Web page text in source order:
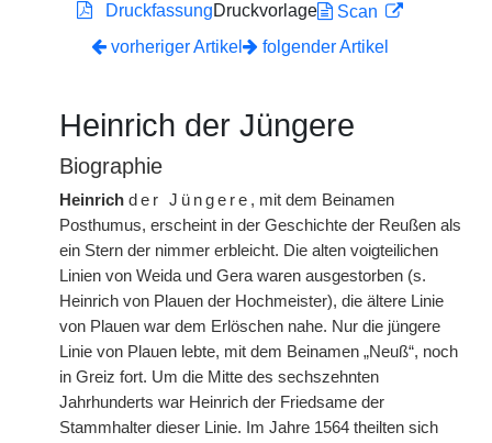
DruckfassungDruckvorlage
Scan
vorheriger Artikel
folgender Artikel
Heinrich der Jüngere
Biographie
Heinrich der Jüngere , mit dem Beinamen
Posthumus, erscheint in der Geschichte der Reußen als
ein Stern der nimmer erbleicht. Die alten voigteilichen
Linien von Weida und Gera waren ausgestorben (s.
Heinrich von Plauen der Hochmeister), die ältere Linie
von Plauen war dem Erlöschen nahe. Nur die jüngere
Linie von Plauen lebte, mit dem Beinamen „Neuß“, noch
in Greiz fort. Um die Mitte des sechszehnten
Jahrhunderts war Heinrich der Friedsame der
Stammhalter dieser Linie. Im Jahre 1564 theilten sich